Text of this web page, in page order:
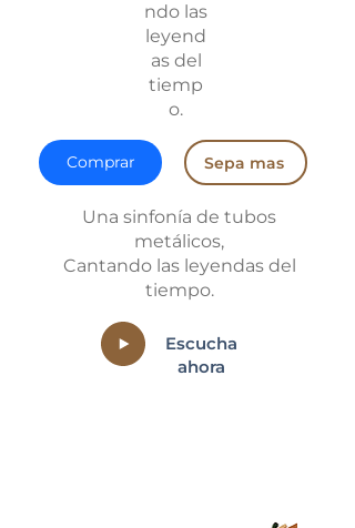
ndo las
leyend
as del
tiemp
o.
Comprar Sepa mas
Una sinfonía de tubos
metálicos,
Cantando las leyendas del
tiempo.
Escucha
ahora